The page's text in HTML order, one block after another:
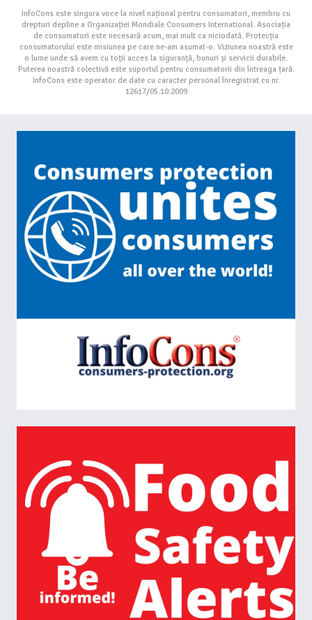
InfoCons este singura voce la nivel național pentru consumatori, membru cu
drepturi depline a Organizației Mondiale Consumers International. Asociația
de consumatori este necesară acum, mai mult ca niciodată. Protecția
consumatorului este misiunea pe care ne-am asumat-o. Viziunea noastră este
o lume unde să avem cu toții acces la siguranță, bunuri și servicii durabile.
Puterea noastră colectivă este suportul pentru consumatorii din întreaga țară.
InfoCons este operator de date cu caracter personal înregistrat cu nr.
12617/05.10.2009